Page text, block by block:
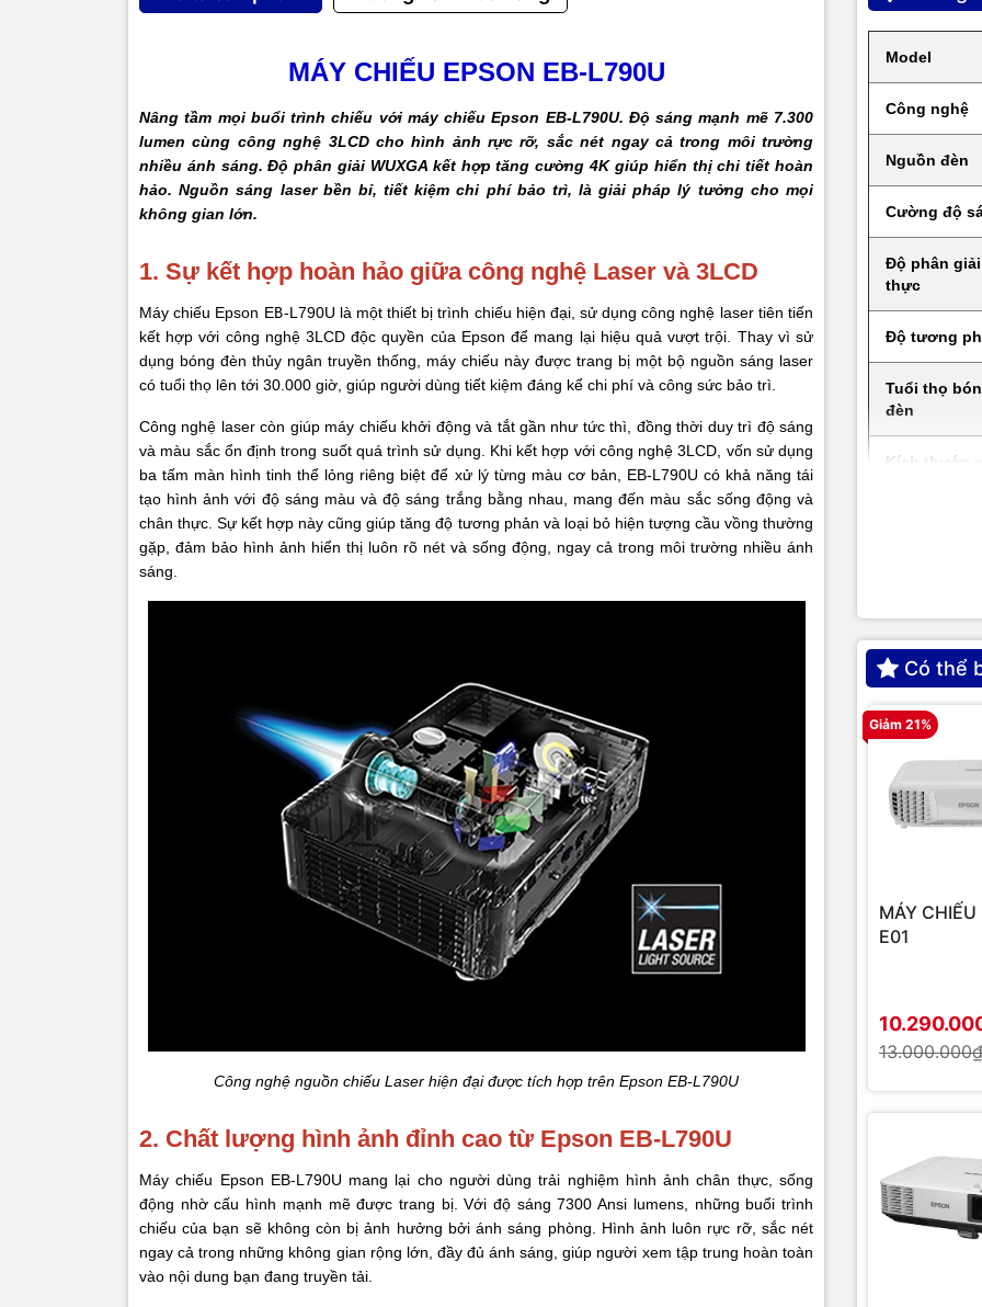
MÁY CHIẾU EPSON EB-L790U
Nâng tầm mọi buổi trình chiếu với máy chiếu Epson EB-L790U. Độ sáng mạnh mẽ 7.300
lumen cùng công nghệ 3LCD cho hình ảnh rực rỡ, sắc nét ngay cả trong môi trường
nhiều ánh sáng. Độ phân giải WUXGA kết hợp tăng cường 4K giúp hiển thị chi tiết hoàn
hảo. Nguồn sáng laser bền bỉ, tiết kiệm chi phí bảo trì, là giải pháp lý tưởng cho mọi
không gian lớn.
1. Sự kết hợp hoàn hảo giữa công nghệ Laser và 3LCD
Máy chiếu Epson EB-L790U là một thiết bị trình chiếu hiện đại, sử dụng công nghệ laser tiên tiến
kết hợp với công nghệ 3LCD độc quyền của Epson để mang lại hiệu quả vượt trội. Thay vì sử
dụng bóng đèn thủy ngân truyền thống, máy chiếu này được trang bị một bộ nguồn sáng laser
có tuổi thọ lên tới 30.000 giờ, giúp người dùng tiết kiệm đáng kể chi phí và công sức bảo trì.
Công nghệ laser còn giúp máy chiếu khởi động và tắt gần như tức thì, đồng thời duy trì độ sáng
và màu sắc ổn định trong suốt quá trình sử dụng. Khi kết hợp với công nghệ 3LCD, vốn sử dụng
ba tấm màn hình tinh thể lỏng riêng biệt để xử lý từng màu cơ bản, EB-L790U có khả năng tái
tạo hình ảnh với độ sáng màu và độ sáng trắng bằng nhau, mang đến màu sắc sống động và
chân thực. Sự kết hợp này cũng giúp tăng độ tương phản và loại bỏ hiện tượng cầu vồng thường
gặp, đảm bảo hình ảnh hiển thị luôn rõ nét và sống động, ngay cả trong môi trường nhiều ánh
sáng.
Công nghệ nguồn chiếu Laser hiện đại được tích hợp trên Epson EB-L790U
2. Chất lượng hình ảnh đỉnh cao từ Epson EB-L790U
Máy chiếu Epson EB-L790U mang lại cho người dùng trải nghiệm hình ảnh chân thực, sống
động nhờ cấu hình mạnh mẽ được trang bị. Với độ sáng 7300 Ansi lumens, những buổi trình
chiếu của bạn sẽ không còn bị ảnh hưởng bởi ánh sáng phòng. Hình ảnh luôn rực rỡ, sắc nét
ngay cả trong những không gian rộng lớn, đầy đủ ánh sáng, giúp người xem tập trung hoàn toàn
vào nội dung bạn đang truyền tải.
Model
Công nghệ
Nguồn đèn
Cường độ
Độ phân giải
thực
Độ tương
Tuổi thọ
đèn
Kích thước
Loa
Cổng kết nối
Độ ồn
Trọng lượng
Có thể
Giảm 21%
MÁY CHIẾU
E01
13.000.000₫
Cổng kết nối
Mini x 1, RS-232C x 1 (D-Sub 9pin), HDMI Out x 1
(HDCP2.3, supports only HDMI1 input), Wired
x 1 (100Mbps), Wireless LAN: Built-in, USB Type
USB Type B x 1
Độ ồn 25dB (ECO)
Kích thước 440 x 304 x 122mm
Trọng lượng 8.2kg
Xuất xứ Philippines